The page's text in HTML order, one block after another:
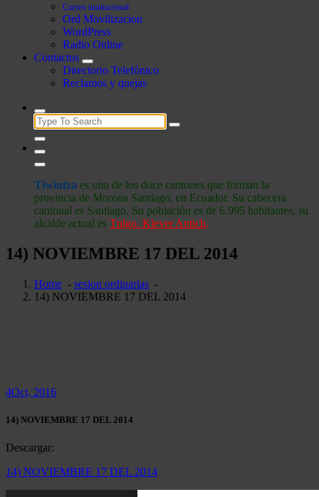
Correo institucional
Ord Movilizacion
WordPress
Radio Online
Contactos
Directorio Telefónico
Reclamos y quejas
Search
for:
Tiwintza es uno de los doce cantones que forman la
provincia de Morona Santiago, en Ecuador. Su cabecera
cantonal es Santiago. Su población es de 6.995 habitantes, su
alcalde actual es Tnlgo. Klever Antich.
14) NOVIEMBRE 17 DEL 2014
Home - sesion ordinarias -
14) NOVIEMBRE 17 DEL 2014
4Oct, 2016
14) NOVIEMBRE 17 DEL 2014
Descargar:
14) NOVIEMBRE 17 DEL 2014